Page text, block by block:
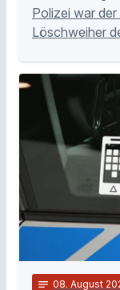
Polizei war
Löschweiher
notes 08. August